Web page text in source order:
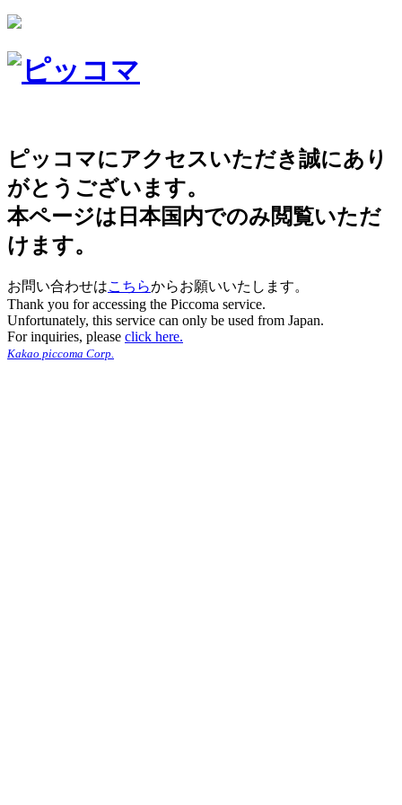
ピッコマにアクセスいただき誠にあり
がとうございます。
本ページは日本国内でのみ閲覧いただ
けます。
お問い合わせはこちらからお願いいたします。
Thank you for accessing the Piccoma service.
Unfortunately, this service can only be used from Japan.
For inquiries, please click here.
Kakao piccoma Corp.